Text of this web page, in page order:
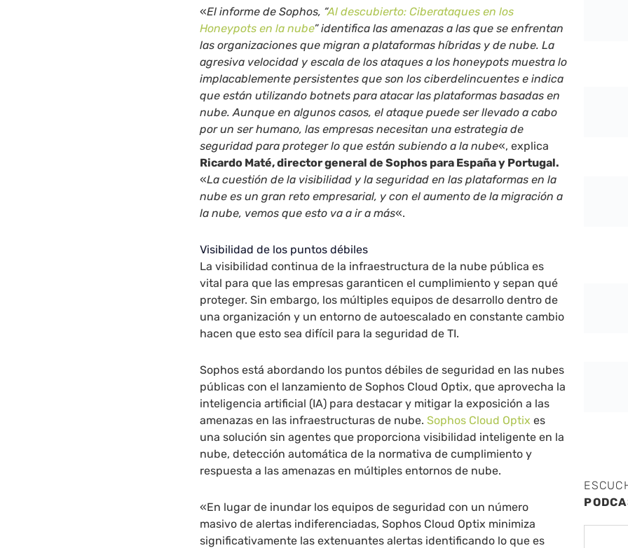
«El informe de Sophos, “Al descubierto: Ciberataques en los
Honeypots en la nube” identifica las amenazas a las que se enfrentan
las organizaciones que migran a plataformas híbridas y de nube. La
agresiva velocidad y escala de los ataques a los honeypots muestra lo
implacablemente persistentes que son los ciberdelincuentes e indica
que están utilizando botnets para atacar las plataformas basadas en
nube. Aunque en algunos casos, el ataque puede ser llevado a cabo
por un ser humano, las empresas necesitan una estrategia de
seguridad para proteger lo que están subiendo a la nube«, explica
Ricardo Maté, director general de Sophos para España y Portugal.
«La cuestión de la visibilidad y la seguridad en las plataformas en la
nube es un gran reto empresarial, y con el aumento de la migración a
la nube, vemos que esto va a ir a más«.
Visibilidad de los puntos débiles
La visibilidad continua de la infraestructura de la nube pública es
vital para que las empresas garanticen el cumplimiento y sepan qué
proteger. Sin embargo, los múltiples equipos de desarrollo dentro de
una organización y un entorno de autoescalado en constante cambio
hacen que esto sea difícil para la seguridad de TI.
Sophos está abordando los puntos débiles de seguridad en las nubes
públicas con el lanzamiento de Sophos Cloud Optix, que aprovecha la
inteligencia artificial (IA) para destacar y mitigar la exposición a las
amenazas en las infraestructuras de nube.Sophos Cloud Optix es
una solución sin agentes que proporciona visibilidad inteligente en la
nube, detección automática de la normativa de cumplimiento y
respuesta a las amenazas en múltiples entornos de nube.
«En lugar de inundar los equipos de seguridad con un número
masivo de alertas indiferenciadas, Sophos Cloud Optix minimiza
significativamente las extenuantes alertas identificando lo que es